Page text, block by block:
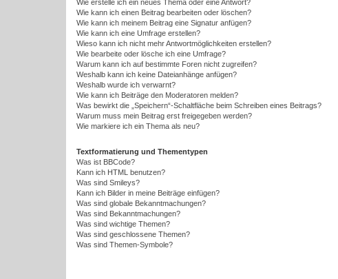
Wie erstelle ich ein neues Thema oder eine Antwort?
Wie kann ich einen Beitrag bearbeiten oder löschen?
Wie kann ich meinem Beitrag eine Signatur anfügen?
Wie kann ich eine Umfrage erstellen?
Wieso kann ich nicht mehr Antwortmöglichkeiten erstellen?
Wie bearbeite oder lösche ich eine Umfrage?
Warum kann ich auf bestimmte Foren nicht zugreifen?
Weshalb kann ich keine Dateianhänge anfügen?
Weshalb wurde ich verwarnt?
Wie kann ich Beiträge den Moderatoren melden?
Was bewirkt die „Speichern“-Schaltfläche beim Schreiben eines Beitrags?
Warum muss mein Beitrag erst freigegeben werden?
Wie markiere ich ein Thema als neu?
Textformatierung und Thementypen
Was ist BBCode?
Kann ich HTML benutzen?
Was sind Smileys?
Kann ich Bilder in meine Beiträge einfügen?
Was sind globale Bekanntmachungen?
Was sind Bekanntmachungen?
Was sind wichtige Themen?
Was sind geschlossene Themen?
Was sind Themen-Symbole?